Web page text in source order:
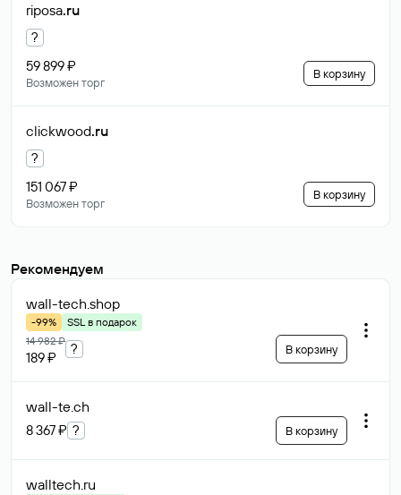
riposa.ru
?
59 899 ₽
Возможен торг
В корзину
clickwood.ru
?
151 067 ₽
Возможен торг
В корзину
Рекомендуем
wall-tech.shop
-99%
SSL в подарок
14 982 ₽
189 ₽
? В корзину
wall-te.ch
8 367 ₽ ? В корзину
walltech.ru